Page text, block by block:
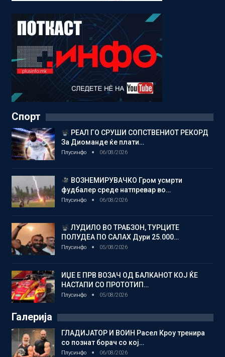
Спорт
РЕАЛ ГО СРУШИ СОПСТВЕНИОТ РЕКОРД
За Диоманде ќе плати…
Плусинфо 06/08/2026
ВОЗНЕМИРУВАЧКО Гром усмрти
фудбалер среде натпревар во…
Плусинфо 06/08/2026
ЛУДИЛО ВО ТРАБЗОН, ТУРЦИТЕ
ПОЛУДЕА ПО САЛАХ Дури 25.000…
Плусинфо 05/08/2026
ИЏЕ Е ПРВ ВОЗАЧ ОД БАЛКАНОТ КОЈ ЌЕ
НАСТАПИ СО ПРОТОТИП…
Плусинфо 05/08/2026
Галерија
ГЛАДИЈАТОР И ВОИН Расел Кроу тренира
со познат борач со кој…
Плусинфо 06/08/2026